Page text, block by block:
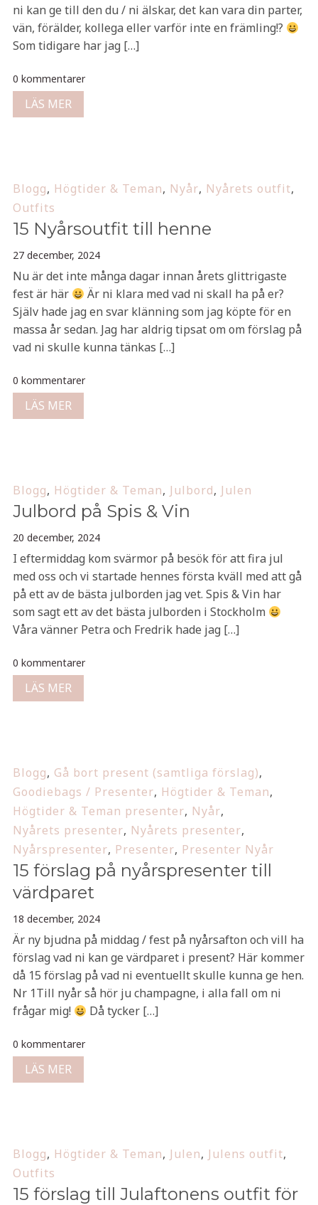
ni kan ge till den du / ni älskar, det kan vara din parter,
vän, förälder, kollega eller varför inte en främling!?
Som tidigare har jag […]
0 kommentarer
LÄS MER
Blogg, Högtider & Teman, Nyår, Nyårets outfit,
Outfits
15 Nyårsoutfit till henne
27 december, 2024
Nu är det inte många dagar innan årets glittrigaste
fest är här
Är ni klara med vad ni skall ha på er?
Själv hade jag en svar klänning som jag köpte för en
massa år sedan. Jag har aldrig tipsat om om förslag på
vad ni skulle kunna tänkas […]
0 kommentarer
LÄS MER
Blogg, Högtider & Teman, Julbord, Julen
Julbord på Spis & Vin
20 december, 2024
I eftermiddag kom svärmor på besök för att fira jul
med oss och vi startade hennes första kväll med att gå
på ett av de bästa julborden jag vet. Spis & Vin har
som sagt ett av det bästa julborden i Stockholm
Våra vänner Petra och Fredrik hade jag […]
0 kommentarer
LÄS MER
Blogg, Gå bort present (samtliga förslag),
Goodiebags / Presenter, Högtider & Teman,
Högtider & Teman presenter, Nyår,
Nyårets presenter, Nyårets presenter,
Nyårspresenter, Presenter, Presenter Nyår
15 förslag på nyårspresenter till
värdparet
18 december, 2024
Är ny bjudna på middag / fest på nyårsafton och vill ha
förslag vad ni kan ge värdparet i present? Här kommer
då 15 förslag på vad ni eventuellt skulle kunna ge hen.
Nr 1Till nyår så hör ju champagne, i alla fall om ni
frågar mig!
Då tycker […]
0 kommentarer
LÄS MER
Blogg, Högtider & Teman, Julen, Julens outfit,
Outfits
15 förslag till Julaftonens outfit för